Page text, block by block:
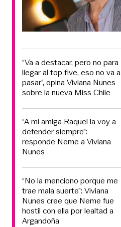
“Va a destacar, pero no para
llegar al top five, eso no va a
pasar”, opina Viviana Nunes
sobre la nueva Miss Chile
“A mi amiga Raquel la voy a
defender siempre”:
responde Neme a Viviana
Nunes
“No la menciono porque me
trae mala suerte”: Viviana
Nunes cree que Neme fue
hostil con ella por lealtad a
Argandoña